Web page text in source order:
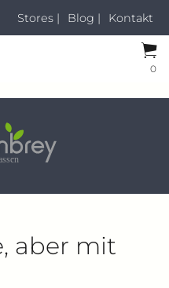
Kontakt
Blog |
Stores |
0
aber mit